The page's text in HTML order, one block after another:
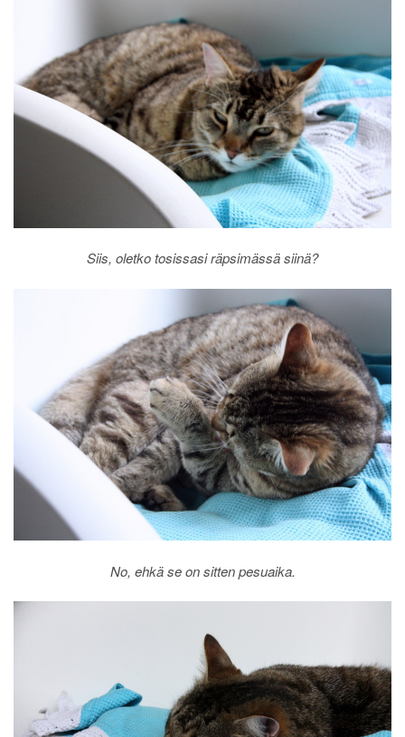
Siis, oletko tosissasi räpsimässä siinä?
No, ehkä se on sitten pesuaika.